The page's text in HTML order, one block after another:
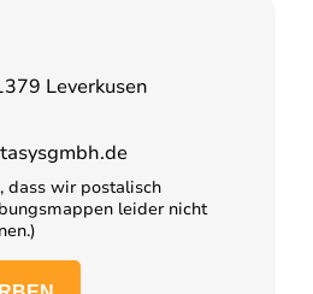
Leverkusen
dass wir postalisch
leider nicht